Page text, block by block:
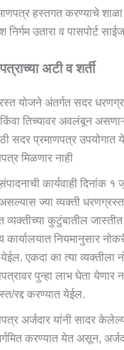
हस्तगत करण्याचे
उतारा व पासपोर्ट
अटी व शर्ती
योजने अंतर्गत सदर
तिच्यावर अवलंबून
सदर प्रमाणपत्र उपयोगात
मिळणार नाही
कार्यवाही दिनांक
ज्या व्यक्ती
कुटुंबातील
कार्यालयात नियमानुसार
एकदा का त्या व्यक्तीला
पुन्हा लाभ घेता येणार
रद्द करण्यात येईल.
अर्जदार यांनी सादर
करण्यात येत असून,